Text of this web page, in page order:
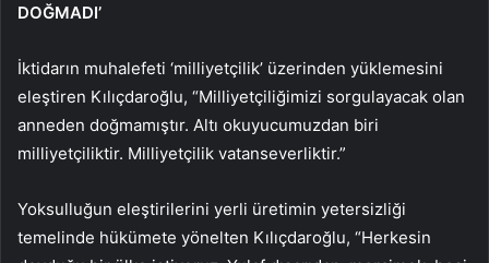
DOĞMADI’
İktidarın muhalefeti ‘milliyetçilik’ üzerinden yüklemesini
eleştiren Kılıçdaroğlu, “Milliyetçiliğimizi sorgulayacak olan
anneden doğmamıştır. Altı okuyucumuzdan biri
milliyetçiliktir. Milliyetçilik vatanseverliktir.”
Yoksulluğun eleştirilerini yerli üretimin yetersizliği
temelinde hükümete yönelten Kılıçdaroğlu, “Herkesin